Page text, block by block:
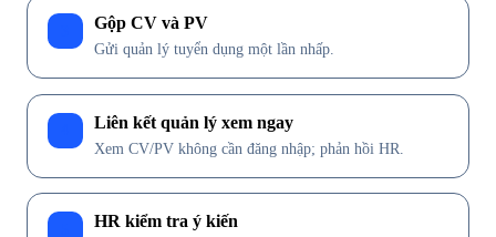
Gộp CV và PV
Gửi quản lý tuyển dụng một lần nhấp.
Liên kết quản lý xem ngay
Xem CV/PV không cần đăng nhập; phản hồi HR.
HR kiểm tra ý kiến